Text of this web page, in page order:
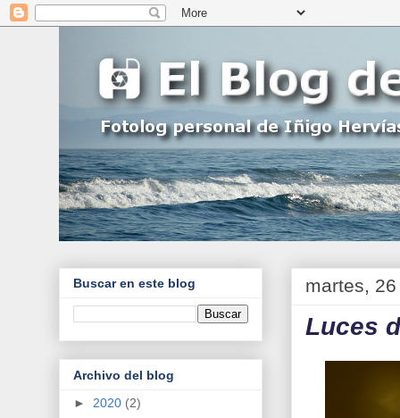
martes,
Luces
Buscar en este blog
Archivo del blog
► 2020 (2)